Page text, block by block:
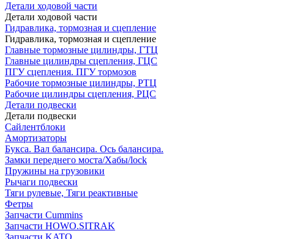
Детали ходовой части
Детали ходовой части
Гидравлика, тормозная и сцепление
Гидравлика, тормозная и сцепление
Главные тормозные цилиндры, ГТЦ
Главные цилиндры сцепления, ГЦС
ПГУ сцепления. ПГУ тормозов
Рабочие тормозные цилиндры, РТЦ
Рабочие цилиндры сцепления, РЦС
Детали подвески
Детали подвески
Cайлентблоки
Амортизаторы
Букса. Вал балансира. Ось балансира.
Замки переднего моста/Хабы/lock
Пружины на грузовики
Рычаги подвески
Тяги рулевые, Тяги реактивные
Фетры
Запчасти Cummins
Запчасти HOWO.SITRAK
Запчасти KATO